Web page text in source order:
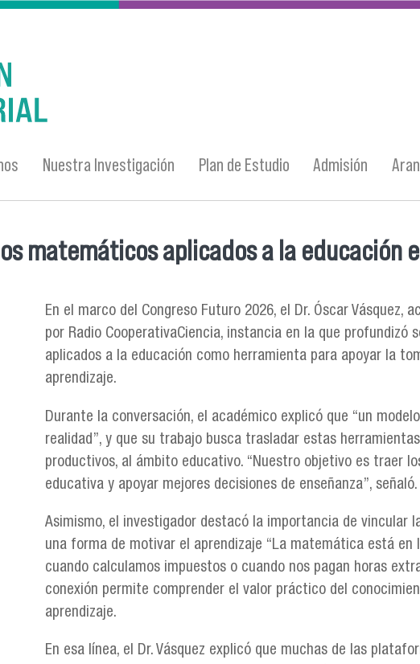
Nuestra Investigación Plan de Estudio Admisión
matemáticos aplicados a la educación
En el marco del Congreso Futuro 2026, el Dr. Óscar Vásquez,
por Radio CooperativaCiencia, instancia en la que profundizó
aplicados a la educación como herramienta para apoyar la
aprendizaje.
Durante la conversación, el académico explicó que “un
realidad”, y que su trabajo busca trasladar estas
productivos, al ámbito educativo. “Nuestro objetivo es traer
educativa y apoyar mejores decisiones de enseñanza”, señaló.
Asimismo, el investigador destacó la importancia de vincular
una forma de motivar el aprendizaje “La matemática está en
cuando calculamos impuestos o cuando nos pagan horas
conexión permite comprender el valor práctico del
aprendizaje.
En esa línea, el Dr. Vásquez explicó que muchas de las